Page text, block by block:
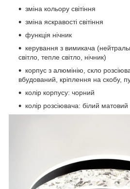
зміна кольору світіння
зміна яскравості світіння
функція нічник
керування з вимикача
світло, тепле світло, нічник)
корпус з алюмінію, скло
вбудований, кріплення на скобу,
колір корпусу: чорний
колір розсіювача: білий